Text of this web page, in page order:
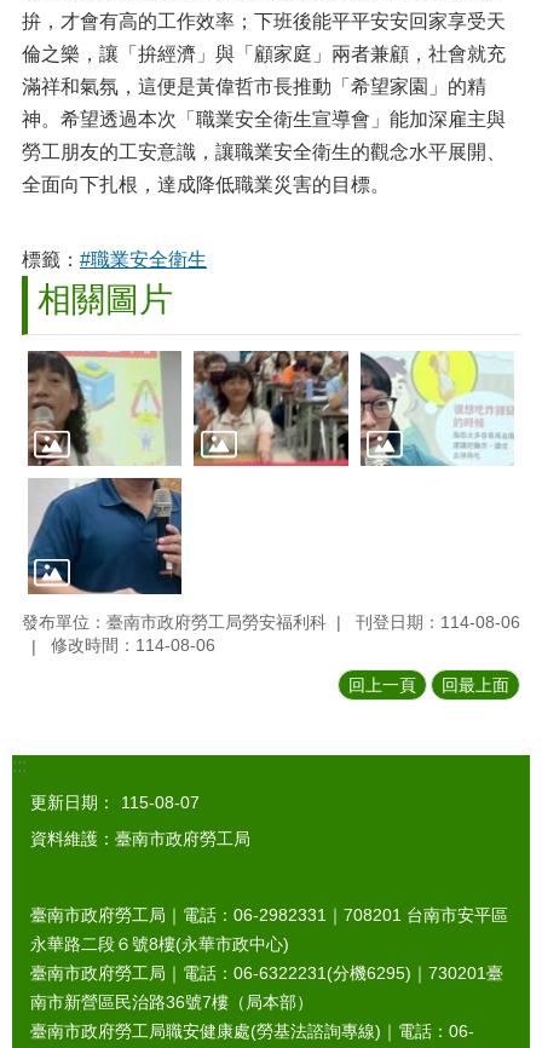
拚，才會有高的工作效率；下班後能平平安安回家享受天
倫之樂，讓「拚經濟」與「顧家庭」兩者兼顧，社會就充
滿祥和氣氛，這便是黃偉哲市長推動「希望家園」的精
神。希望透過本次「職業安全衛生宣導會」能加深雇主與
勞工朋友的工安意識，讓職業安全衛生的觀念水平展開、
全面向下扎根，達成降低職業災害的目標。
標籤： #職業安全衛生
相關圖片
發布單位：臺南市政府勞工局勞安福利科
刊登日期：114-08-06
修改時間：114-08-06
回上一頁 回最上面
:::
更新日期：
115-08-07
資料維護：臺南市政府勞工局
臺南市政府勞工局｜電話：06-2982331｜ 708201 台南市安平區
永華路二段６號8樓(永華市政中心)
臺南市政府勞工局｜電話：06-6322231(分機6295)｜ 730201臺
南市新營區民治路36號7樓（局本部）
臺南市政府勞工局職安健康處(勞基法諮詢專線)｜電話：06-